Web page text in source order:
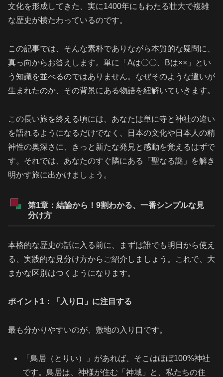
文化を形成してきた、実に1400年にもわたる壮大で複雑
な歴史が横たわっているのです。
この記事では、そんな素朴でありながら本質的な疑問に、
真っ向からお答えします。単に「Aは〇〇、Bは××」とい
う知識を並べるのではありません。なぜそのような違いが
生まれたのか、その背景にある物語を紐解いていきます。
この長い旅を終える頃には、あなたは単に寺と神社の違い
を語れるようになるだけでなく、日本の文化や日本人の精
神性の奥深さに、きっと新たな発見と感動を覚えるはずで
す。それでは、あなたのすぐ隣にある「聖なる謎」を解き
明かす旅に出かけましょう。
第1章：結論から！9割わかる、一番シンプルな見
分け方
本格的な歴史の話に入る前に、まずは誰でも明日から使え
る、実践的な見分け方からご紹介しましょう。これで、大
まかな区別はつくようになります。
ポイント1：「入り口」に注目する
最も分かりやすいのが、敷地の入り口です。
「鳥居（とりい）」があれば、そこはほぼ100%神社
です。鳥居は、神様が住む「神域」と、私たちの住